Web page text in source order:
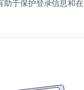
助于保护登录信息和在